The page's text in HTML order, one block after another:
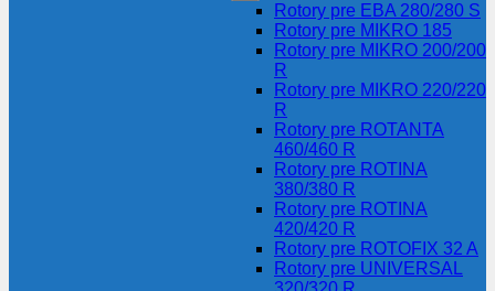
Rotory pre EBA 280/280 S
Rotory pre MIKRO 185
Rotory pre MIKRO 200/200
R
Rotory pre MIKRO 220/220
R
Rotory pre ROTANTA
460/460 R
Rotory pre ROTINA
380/380 R
Rotory pre ROTINA
420/420 R
Rotory pre ROTOFIX 32 A
Rotory pre UNIVERSAL